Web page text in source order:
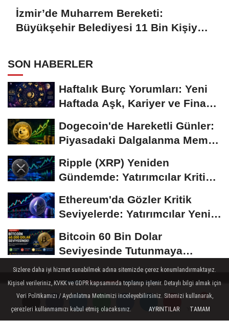
Yorumlar
Yorumlar
İzmir’de Muharrem Bereketi:
Büyükşehir Belediyesi 11 Bin Kişiye
SON HABERLER
Haftalık Burç Yorumları: Yeni
Haftada Aşk, Kariyer ve Finans
Dogecoin'de Hareketli Günler:
Piyasadaki Dalgalanma Meme
Ripple (XRP) Yeniden
Gündemde: Yatırımcılar Kritik
Ethereum'da Gözler Kritik
Seviyelerde: Yatırımcılar Yeni
Bitcoin 60 Bin Dolar
Seviyesinde Tutunmaya
Çalışıyor: Piyasalarda...
Künye İletişim Çerez Politikası Gizlilik İlkeleri
Sizlere daha iyi hizmet sunabilmek adına sitemizde çerez konumlandırmaktayız.
Kişisel verileriniz, KVKK ve GDPR kapsamında toplanıp işlenir. Detaylı bilgi almak için
Veri Politikamızı / Aydınlatma Metnimizi inceleyebilirsiniz. Sitemizi kullanarak,
çerezleri kullanmamızı kabul etmiş olacaksınız.
AYRINTILAR TAMAM